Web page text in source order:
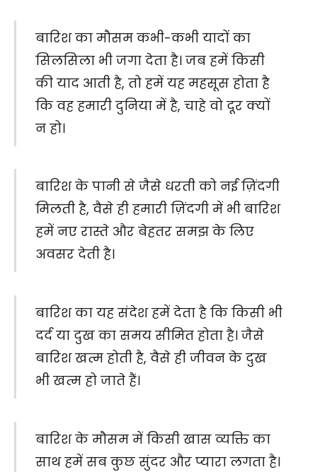
बारिश का मौसम कभी-कभी यादों का
सिलसिला भी जगा देता है। जब हमें किसी
की याद आती है, तो हमें यह महसूस होता है
कि वह हमारी दुनिया में है, चाहे वो दूर क्यों
न हो।
बारिश के पानी से जैसे धरती को नई ज़िंदगी
मिलती है, वैसे ही हमारी ज़िंदगी में भी बारिश
हमें नए रास्ते और बेहतर समझ के लिए
अवसर देती है।
बारिश का यह संदेश हमें देता है कि किसी भी
दर्द या दुख का समय सीमित होता है। जैसे
बारिश खत्म होती है, वैसे ही जीवन के दुख
भी खत्म हो जाते हैं।
बारिश के मौसम में किसी खास व्यक्ति का
साथ हमें सब कुछ सुंदर और प्यारा लगता है।